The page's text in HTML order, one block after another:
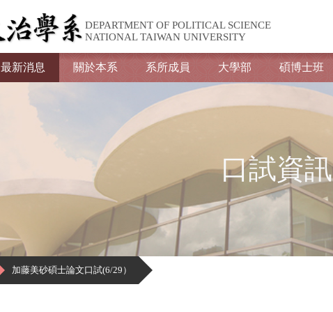
DEPARTMENT OF POLITICAL SCIENCE
NATIONAL TAIWAN UNIVERSITY
最新消息 關於本系 系所成員 大學部 碩博士班
口試資訊
加藤美砂碩士論文口試(6/29）